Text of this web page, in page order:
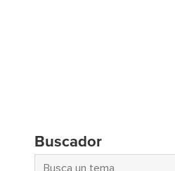
Buscador